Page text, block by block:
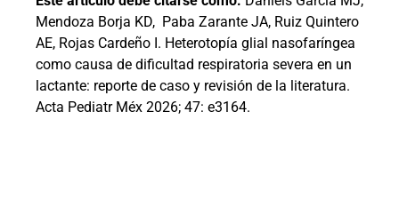
Mendoza Borja KD, Paba Zarante JA, Ruiz Quintero
AE, Rojas Cardeño I. Heterotopía glial nasofaríngea
como causa de dificultad respiratoria severa en un
lactante: reporte de caso y revisión de la literatura.
Acta Pediatr Méx 2026; 47: e3164.